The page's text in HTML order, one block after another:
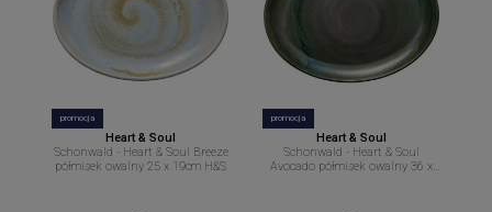
promocja
Heart & Soul
Schonwald - Heart & Soul Breeze
półmisek owalny 25 x 19cm H&S
promocja
Heart & Soul
Schonwald - Heart & Soul
Avocado półmisek owalny 36 x